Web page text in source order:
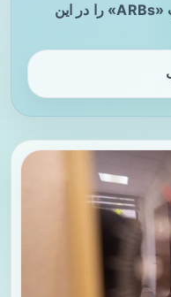
تازه‌ترین مطالب مرتبط با برچسب «ARBs» را در این